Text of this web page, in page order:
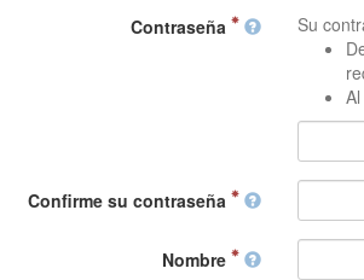
Contraseña
Su
Confirme su contraseña
Nombre